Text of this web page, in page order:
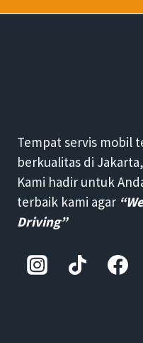
Tempat servis mobil
berkualitas di
Kami hadir untuk
terbaik kami agar
Driving”